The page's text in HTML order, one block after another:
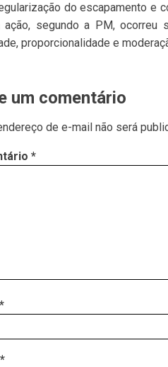
do escapamento e
ação, segundo a PM,
proporcionalidade e
um comentário
de e-mail não será
*
*
*